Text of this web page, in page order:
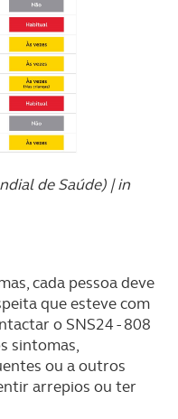
de Saúde) | in
cada pessoa deve
que esteve com
o SNS24 - 808
sintomas,
ou a outros
arrepios ou ter